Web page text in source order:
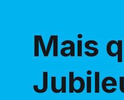
Mais